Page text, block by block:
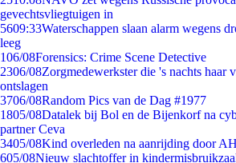
gevechtsvliegtuigen in
5609:33Waterschappen slaan alarm wegens
leeg
106/08Forensics: Crime Scene Detective
2306/08Zorgmedewerkster die 's nachts haar
ontslagen
3706/08Random Pics van de Dag #1977
1805/08Datalek bij Bol en de Bijenkorf na
partner Ceva
3405/08Kind overleden na aanrijding door
605/08Nieuw slachtoffer in